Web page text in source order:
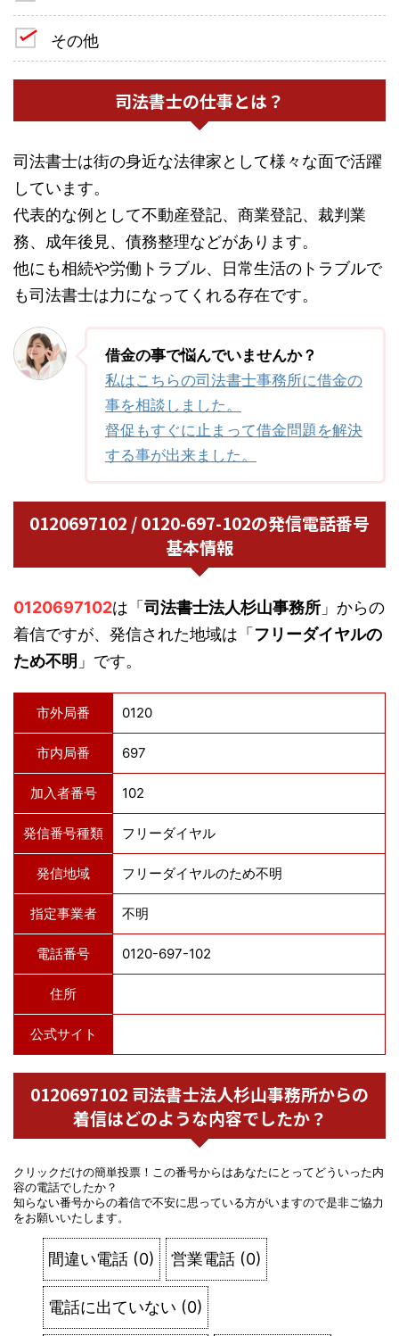
その他
司法書士の仕事とは？
司法書士は街の身近な法律家として様々な面で活躍
しています。
代表的な例として不動産登記、商業登記、裁判業
務、成年後見、債務整理などがあります。
他にも相続や労働トラブル、日常生活のトラブルで
も司法書士は力になってくれる存在です。
借金の事で悩んでいませんか？
私はこちらの司法書士事務所に借金の
事を相談しました。
督促もすぐに止まって借金問題を解決
する事が出来ました。
0120697102 / 0120-697-102の発信電話番号
基本情報
0120697102は「 司法書士法人杉山事務所 」からの
着信ですが、発信された地域は「 フリーダイヤルの
ため不明 」です。
市外局番 0120
市内局番 697
加入者番号 102
発信番号種類 フリーダイヤル
発信地域 フリーダイヤルのため不明
指定事業者 不明
電話番号 0120-697-102
住所
公式サイト
0120697102 司法書士法人杉山事務所からの
着信はどのような内容でしたか？
クリックだけの簡単投票！この番号からはあなたにとってどういった内
容の電話でしたか？
知らない番号からの着信で不安に思っている方がいますので是非ご協力
をお願いいたします。
間違い電話 (0) 営業電話 (0)
電話に出ていない (0)